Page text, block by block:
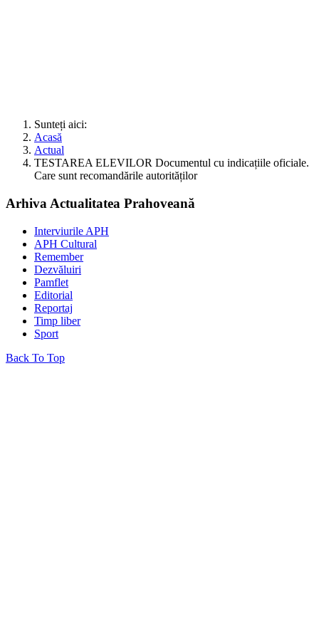
Sunteți aici:
Acasă
Actual
TESTAREA ELEVILOR Documentul cu indicațiile oficiale.
Care sunt recomandările autorităților
Arhiva Actualitatea Prahoveană
Interviurile APH
APH Cultural
Remember
Dezvăluiri
Pamflet
Editorial
Reportaj
Timp liber
Sport
Back To Top